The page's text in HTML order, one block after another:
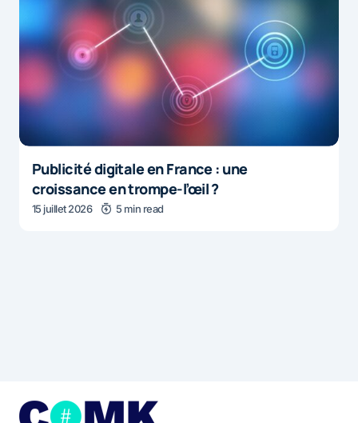
Publicité digitale en France : une
croissance en trompe-l’œil ?
15 juillet 2026 5 min read